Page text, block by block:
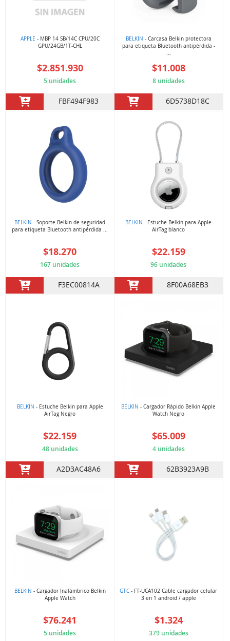
APPLE - MBP 14 SB/14C CPU/20C
GPU/24GB/1T-CHL
$2.851.930
5 unidades
FBF494F983
BELKIN - Carcasa Belkin protectora
para etiqueta Bluetooth antipérdida -
$11.008
8 unidades
6D5738D18C
BELKIN - Soporte Belkin de seguridad
para etiqueta Bluetooth antipérdida ...
$18.270
167 unidades
F3EC00814A
BELKIN - Estuche Belkin para Apple
AirTag blanco
$22.159
96 unidades
8F00A68EB3
BELKIN - Estuche Belkin para Apple
AirTag Negro
$22.159
48 unidades
A2D3AC48A6
BELKIN - Cargador Rápido Belkin Apple
Watch Negro
$65.009
4 unidades
62B3923A9B
BELKIN - Cargador Inalámbrico Belkin
Apple Watch
$76.241
5 unidades
GTC - FT-UCA102 Cable cargador celular
3 en 1 android / apple
$1.324
379 unidades